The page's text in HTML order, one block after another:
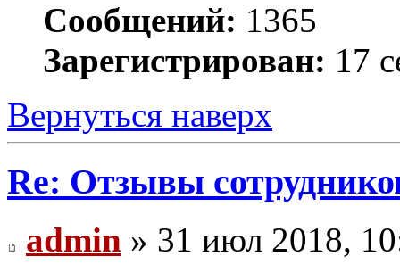
Сообщений: 1365
Зарегистрирован: 17
Вернуться наверх
Re: Отзывы
admin » 31 июл 2018,